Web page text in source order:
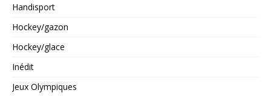
Handisport
Hockey/gazon
Hockey/glace
Inédit
Jeux Olympiques